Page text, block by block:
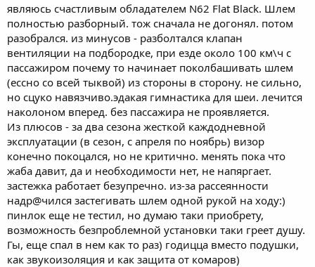
являюсь счастливым обладателем N62 Flat Black. Шлем
полностью разборный. тож сначала не догонял. потом
разобрался. из минусов - разболтался клапан
вентиляции на подбородке, при езде около 100 км\ч с
пассажиром почему то начинает поколбашивать шлем
(ессно со всей тыквой) из стороны в сторону. не сильно,
но сцуко навязчиво.эдакая гимнастика для шеи. лечится
наколоном вперед. без пассажира не проявляется.
Из плюсов - за два сезона жесткой каждодневной
эксплуатации (в сезон, с апреля по ноябрь) визор
конечно покоцался, но не критично. менять пока что
жаба давит, да и необходимости нет, не напяргает.
застежка работает безупречно. из-за рассеянности
надр@чился застегивать шлем одной рукой на ходу:)
пинлок еще не тестил, но думаю таки приобрету,
возможность безпроблемной установки таки греет душу.
Гы, еще спал в нем как то раз) годицца вместо подушки,
как звукоизоляция и как защита от комаров)